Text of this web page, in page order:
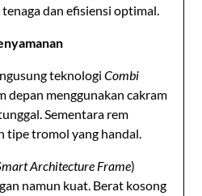
dan efisiensi optimal.
teknologiCombi
depan menggunakan cakram
Sementara rem
tipe tromol yang handal.
Architecture Frame)
namun kuat. Berat kosong